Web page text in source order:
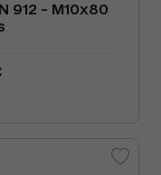
912 - M10x80